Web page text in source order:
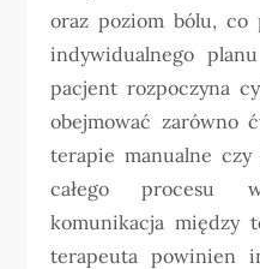
oraz poziom bólu, co
indywidualnego
pacjent rozpoczyna
obejmować zarówno
terapie manualne
całego procesu
komunikacja między
terapeuta powinien